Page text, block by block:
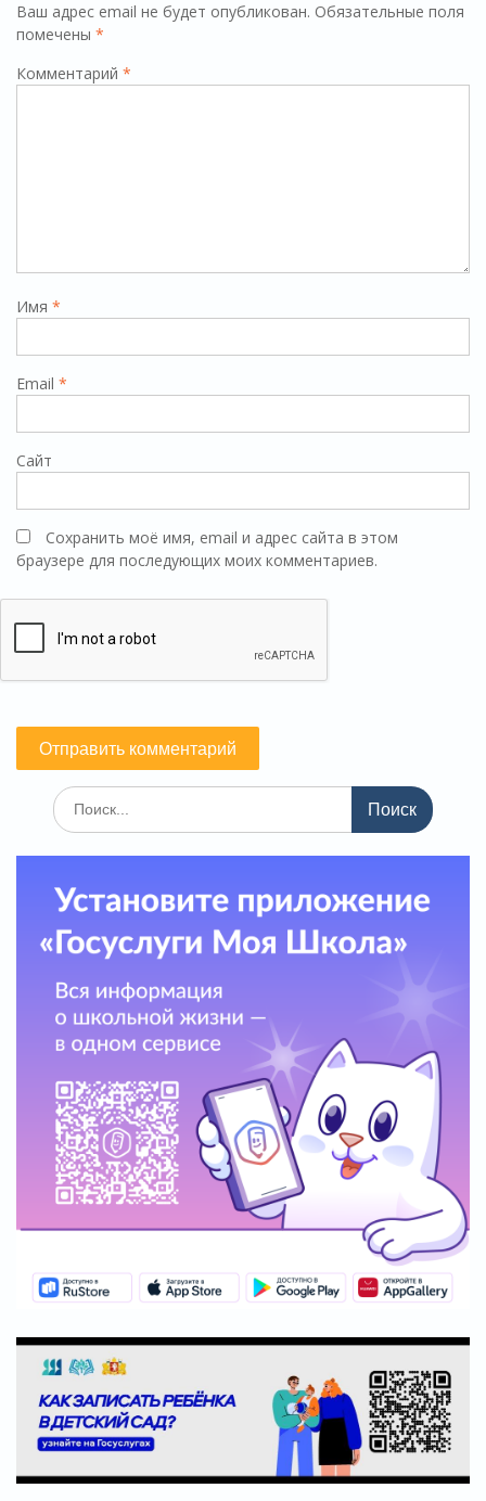
Ваш адрес email не будет опубликован. Обязательные поля
помечены *
Комментарий *
Имя *
Email *
Сайт
Сохранить моё имя, email и адрес сайта в этом
браузере для последующих моих комментариев.
Поиск
по: